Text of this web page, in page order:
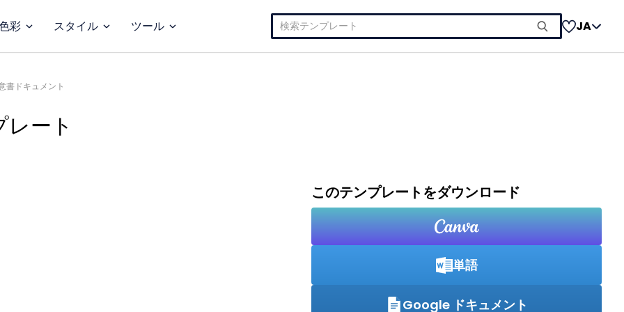
彩 スタイル ツール
検
索:
JA
書ドキュメント
ート
このテンプレートをダウンロード
単語
Google ドキュメント